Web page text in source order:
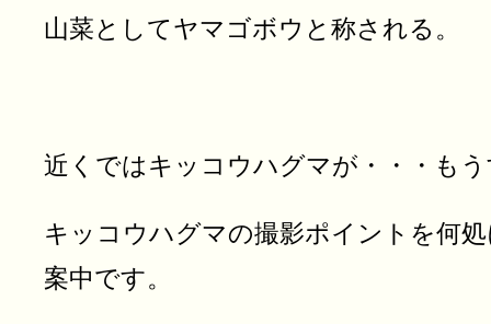
山菜としてヤマゴボウと称される。
近くではキッコウハグマが・・・も
キッコウハグマの撮影ポイントを何
案中です。